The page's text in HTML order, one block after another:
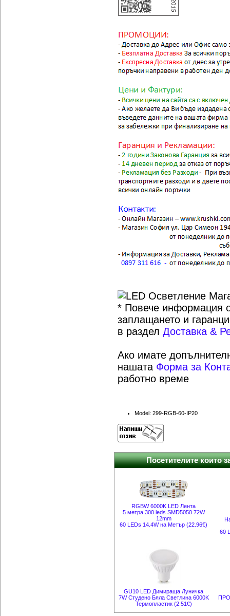
* Повече информация
заплащането и
в раздел Доставка &
Ако имате
нашата Форма за
работно време
Model: 299-RGB-60-IP20
Посетителите които
RGBW 6000K LED Лента
5 метра 300 leds SMD5050 72W
12mm
60 LEDs 14.4W на Метър (22.96€)
60
GU10 LED Димираща Луничка
7W Студено Бяла Светлина 6000K
Термопластик (2.51€)